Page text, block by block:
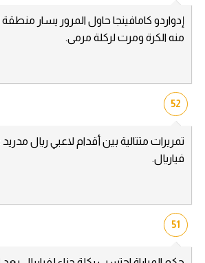
إدواردو كامافينجا حاول المرور يسار
منه الكرة ومرت لركلة مرمى.
52
تمريرات متتالية بين أقدام لاعبي ريال
فياريال.
51